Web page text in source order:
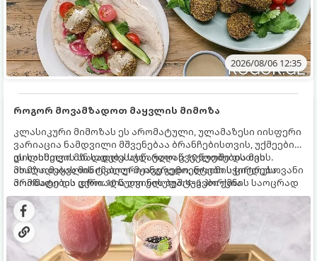
2026/08/06 12:35
როგორ მოვამზადოთ მაყვლის მიმოზა
კლასიკური მიმოზას ეს არომატული, ულამაზესი იისფერი
ვარიაცია ნამდვილი მშვენებაა ბრანჩებისთვის, უქმეების
დილისთვის ან სადღესასწაულო წვეულებებისთვის.
ახალი მაყვლის ტკბილ-მჟავე გემო, ლაიმის ციტრუსოვანი
არომატი და ცქრიალა ღვინის ბუშტუკები ქმნის საოცრად
დახვეწილ და მაგრილებელ კოქტეილს.
ეს სასმელი მზადდება სულ რაღაც 10 წუთში და მის
მომზადებას მინიმალური ინგრედიენტები სჭირდება.
მომზადების დრო: 10 წუთი ულუფა: 4–6 პორცია